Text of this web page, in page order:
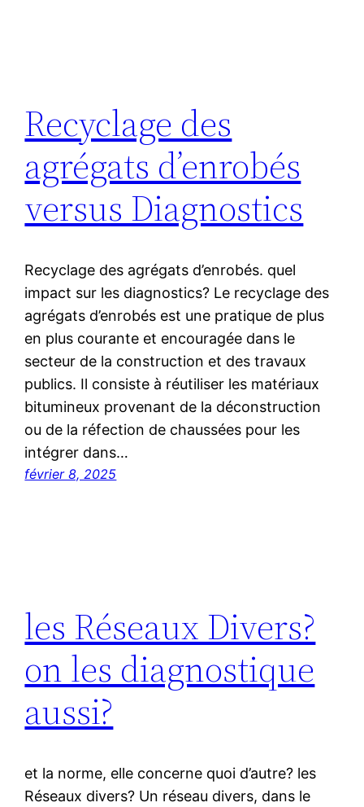
Recyclage des
agrégats d’enrobés
versus Diagnostics
Recyclage des agrégats d’enrobés. quel
impact sur les diagnostics? Le recyclage des
agrégats d’enrobés est une pratique de plus
en plus courante et encouragée dans le
secteur de la construction et des travaux
publics. Il consiste à réutiliser les matériaux
bitumineux provenant de la déconstruction
ou de la réfection de chaussées pour les
intégrer dans…
février 8, 2025
les Réseaux Divers?
on les diagnostique
aussi?
et la norme, elle concerne quoi d’autre? les
Réseaux divers? Un réseau divers, dans le